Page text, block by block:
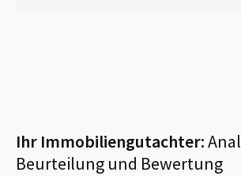
Ihr Immobiliengutachter:
Beurteilung und Bewertung